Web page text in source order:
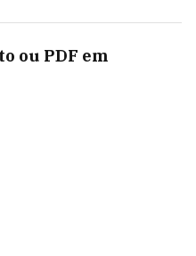
ou PDF em